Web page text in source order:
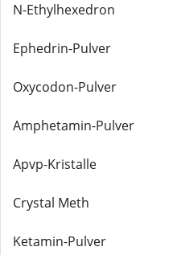
N-Ethylhexedron
Ephedrin-Pulver
Oxycodon-Pulver
Amphetamin-Pulver
Apvp-Kristalle
Crystal Meth
Ketamin-Pulver